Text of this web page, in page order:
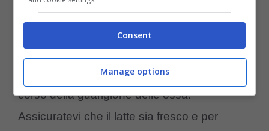
Un altro alimento importante per la
guarigione della zampa del criceto è illatte,
in quanto contiene ilcalcioche stimola il
corso della guarigione delle ossa.
Assicuratevi che il latte sia fresco e per
Consent
Manage options